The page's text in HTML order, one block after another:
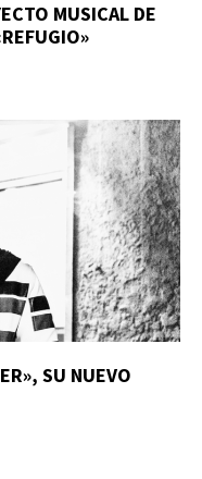
MUSICAL DE
SU NUEVO